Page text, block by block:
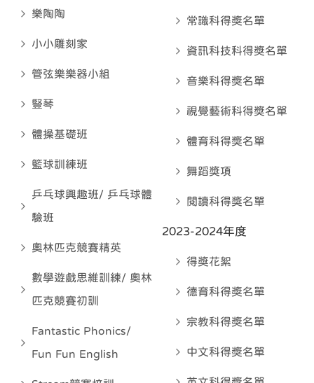
樂陶陶
小小雕刻家
管弦樂樂器小組
豎琴
體操基礎班
籃球訓練班
乒乓球興趣班/ 乒乓球體
驗班
奧林匹克競賽精英
數學遊戲思維訓練/ 奧林
匹克競賽初訓
Fantastic Phonics/
Fun Fun English
常識科得奬名單
資訊科技科得奬名單
音樂科得奬名單
視覺藝術科得奬名單
體育科得奬名單
舞蹈獎項
閱讀科得獎名單
2023-2024年度
得獎花絮
德育科得奬名單
宗教科得奬名單
中文科得奬名單